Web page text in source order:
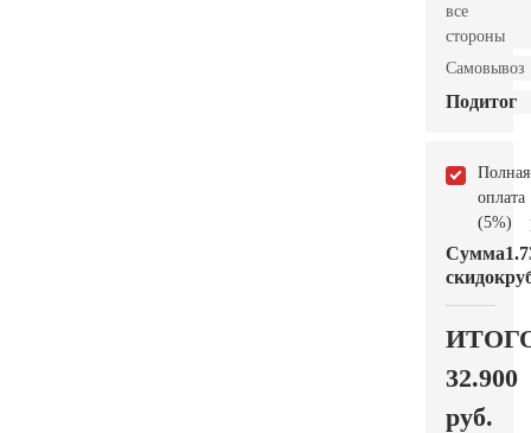
все
стороны
Самовывоз
Подитог
Полная
оплата
(5%)
Сумма
скидок
32.900
руб.